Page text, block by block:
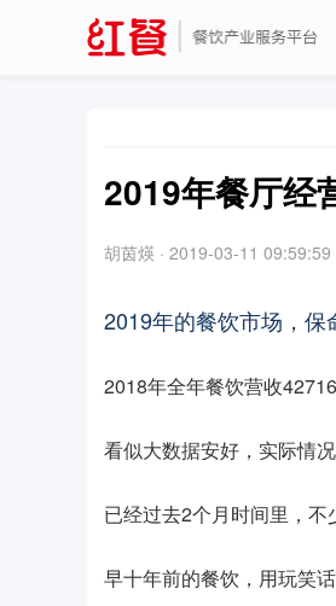
2019年餐厅经
胡茵煐 · 2019-03-11 09:59:59
2019年的餐饮市场，保
2018年全年餐饮营收
看似大数据安好，实际情况
已经过去2个月时间里，不
早十年前的餐饮，用玩笑